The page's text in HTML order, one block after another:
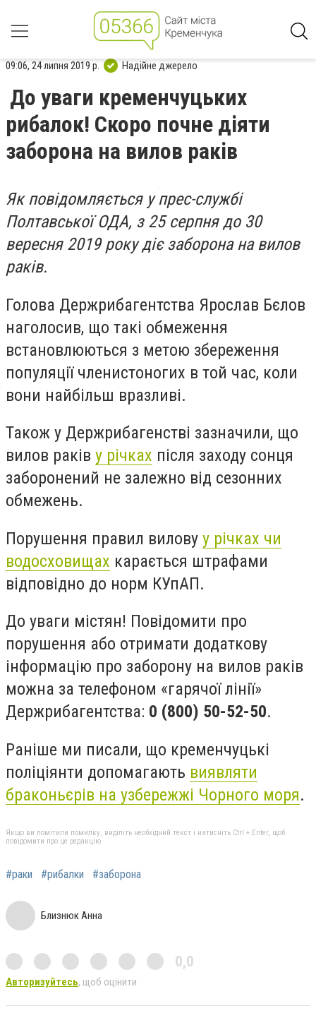
09:06, 24 липня 2019 р. Надійне джерело
До уваги кременчуцьких
рибалок! Скоро почне діяти
заборона на вилов раків
Як повідомляється у прес-службі
Полтавської ОДА, з 25 серпня до 30
вересня 2019 року діє заборона на вилов
раків.
Голова Держрибагентства Ярослав Бєлов
наголосив, що такі обмеження
встановлюються з метою збереження
популяції членистоногих в той час, коли
вони найбільш вразливі.
Також у Держрибагенстві зазначили, що
вилов раків у річках після заходу сонця
заборонений не залежно від сезонних
обмежень.
Порушення правил вилову у річках чи
водосховищах карається штрафами
відповідно до норм КУпАП.
До уваги містян! Повідомити про
порушення або отримати додаткову
інформацію про заборону на вилов раків
можна за телефоном «гарячої лінії»
Держрибагентства: 0 (800) 50-52-50.
Раніше ми писали, що кременчуцькі
поліціянти допомагають виявляти
браконьєрів на узбережжі Чорного моря.
Якщо ви помітили помилку, виділіть необхідний текст і натисніть Ctrl + Enter, щоб
повідомити про це редакцію
#раки #рибалки #заборона
Близнюк Анна
0,0
Авторизуйтесь, щоб оцінити